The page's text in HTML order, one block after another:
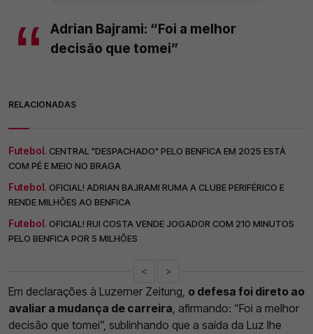
Adrian Bajrami: “Foi a melhor
decisão que tomei”
RELACIONADAS
Futebol. CENTRAL "DESPACHADO" PELO BENFICA EM 2025 ESTÁ
COM PÉ E MEIO NO BRAGA
Futebol. OFICIAL! ADRIAN BAJRAMI RUMA A CLUBE PERIFÉRICO E
RENDE MILHÕES AO BENFICA
Futebol. OFICIAL! RUI COSTA VENDE JOGADOR COM 210 MINUTOS
PELO BENFICA POR 5 MILHÕES
< >
Em declarações à Luzerner Zeitung, o defesa foi direto ao
avaliar a mudança de carreira, afirmando: “Foi a melhor
decisão que tomei”, sublinhando que a saída da Luz lhe